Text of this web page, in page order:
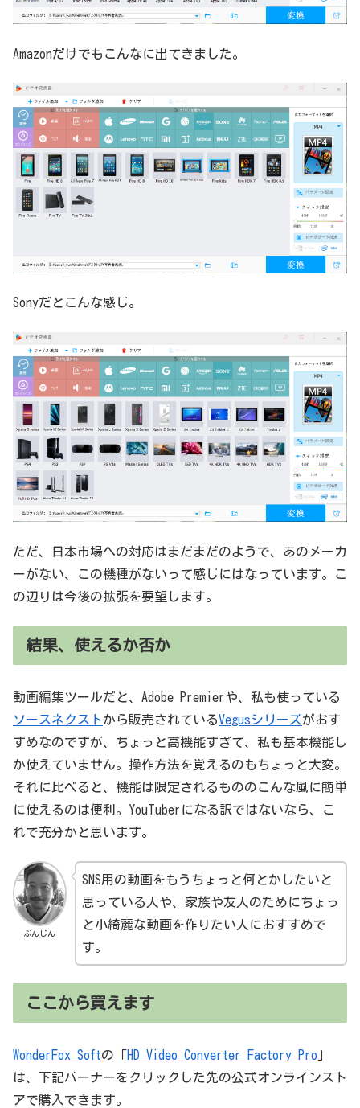
Amazonだけでもこんなに出てきました。
Sonyだとこんな感じ。
ただ、日本市場への対応はまだまだのようで、あのメーカ
ーがない、この機種がないって感じにはなっています。こ
の辺りは今後の拡張を要望します。
結果、使えるか否か
動画編集ツールだと、Adobe Premierや、私も使っている
ソースネクストから販売されているVegusシリーズがおす
すめなのですが、ちょっと高機能すぎて、私も基本機能し
か使えていません。操作方法を覚えるのもちょっと大変。
それに比べると、機能は限定されるもののこんな風に簡単
に使えるのは便利。YouTuberになる訳ではないなら、こ
れで充分かと思います。
ぶんじん
SNS用の動画をもうちょっと何とかしたいと
思っている人や、家族や友人のためにちょっ
と小綺麗な動画を作りたい人におすすめで
す。
ここから買えます
WonderFox Softの「HD Video Converter Factory Pro 」
は、下記バーナーをクリックした先の公式オンラインスト
アで購入できます。